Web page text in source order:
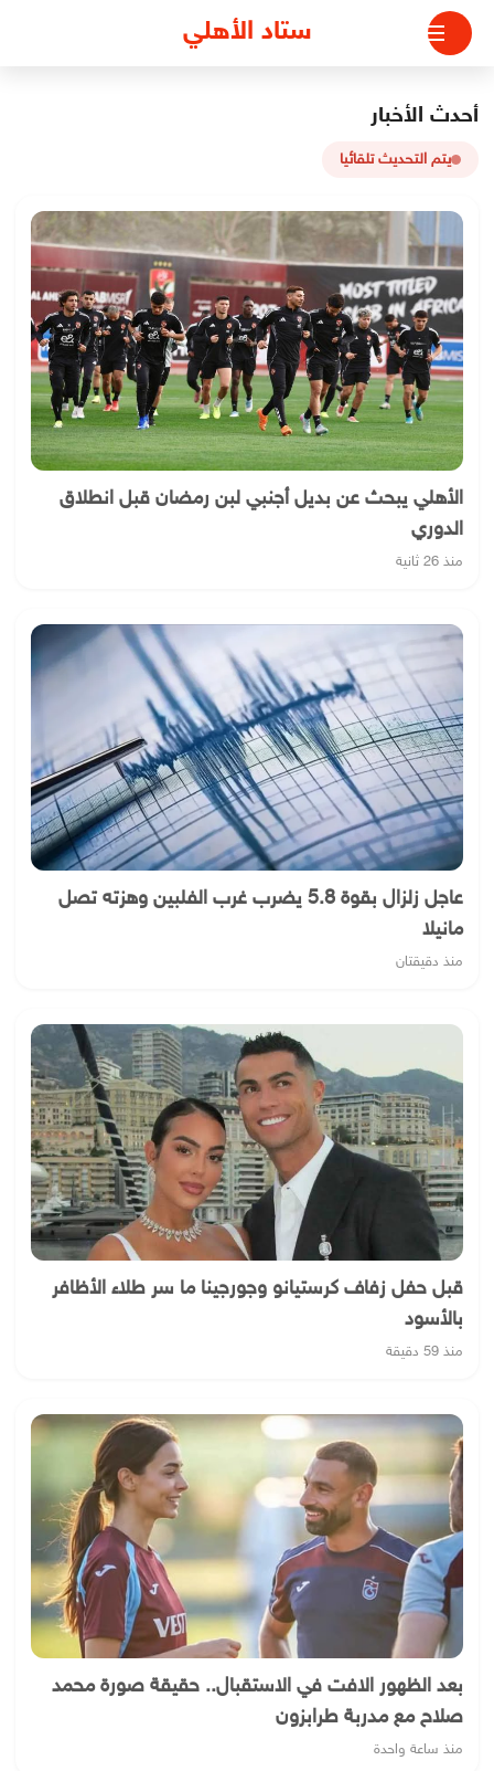
التجاوز
المحتوى
ستاد الأهلي
أحدث الأخبار
يتم التحديث تلقائيا
الأهلي يبحث عن بديل أجنبي لبن رمضان قبل انطلاق
الدوري
منذ 26 ثانية
عاجل زلزال بقوة 5.8 يضرب غرب الفلبين وهزته تصل
مانيلا
منذ دقيقتان
قبل حفل زفاف كرستيانو وجورجينا ما سر طلاء الأظافر
بالأسود
منذ 59 دقيقة
بعد الظهور الافت في الاستقبال.. حقيقة صورة محمد
صلاح مع مدربة طرابزون
منذ ساعة واحدة